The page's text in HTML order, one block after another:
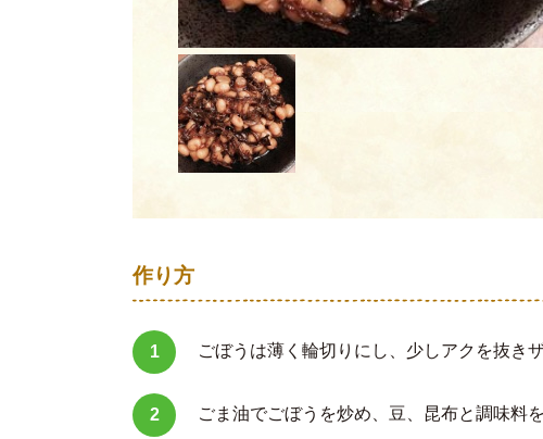
作り方
ごぼうは薄く輪切りにし、少しアクを抜き
ごま油でごぼうを炒め、豆、昆布と調味料